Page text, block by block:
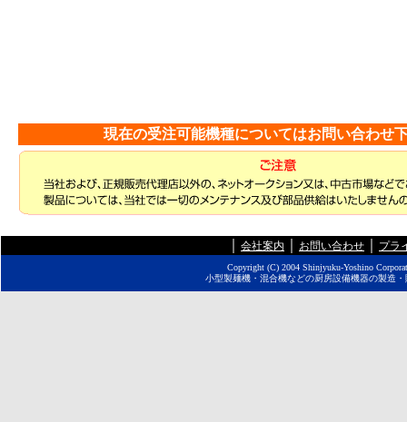
現在の受注可能機種についてはお問い合わせ
会社案内 お問い合わせ プラ
Copyright (C) 2004 Shinjyuku-Yoshino
小型製麺機 ・ 混合機などの厨房設備機器の製造